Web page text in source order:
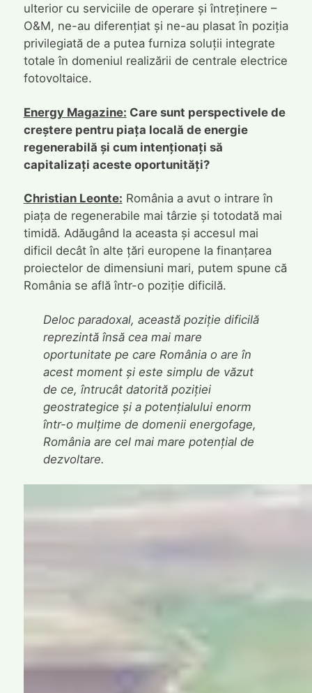
ulterior cu serviciile de operare și întreținere –
O&M, ne-au diferențiat și ne-au plasat în poziția
privilegiată de a putea furniza soluții integrate
totale în domeniul realizării de centrale electrice
fotovoltaice.
Energy Magazine: Care sunt perspectivele de
creștere pentru piața locală de energie
regenerabilă și cum intenționați să
capitalizați aceste oportunități?
Christian Leonte: România a avut o intrare în
piața de regenerabile mai târzie și totodată mai
timidă. Adăugând la aceasta și accesul mai
dificil decât în alte țări europene la finanțarea
proiectelor de dimensiuni mari, putem spune că
România se află într-o poziție dificilă.
Deloc paradoxal, această poziție dificilă
reprezintă însă cea mai mare
oportunitate pe care România o are în
acest moment și este simplu de văzut
de ce, întrucât datorită poziției
geostrategice și a potențialului enorm
într-o mulțime de domenii energofage,
România are cel mai mare potențial de
dezvoltare.